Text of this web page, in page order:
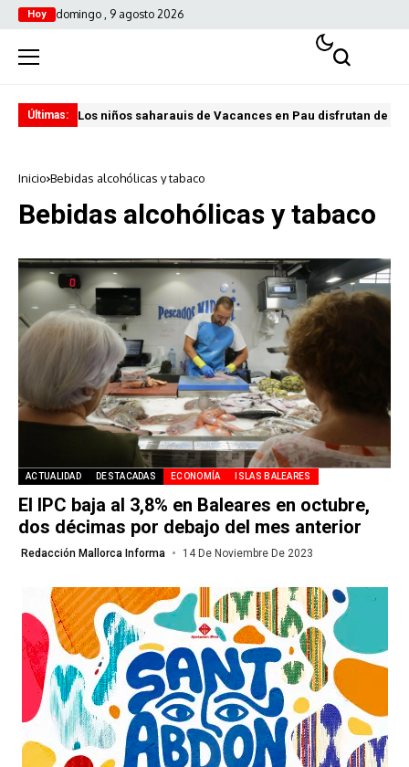
Hoy domingo , 9 agosto 2026
Últimas: Los niños saharauis de Vacances en Pau disfrutan de
Inicio Bebidas alcohólicas y tabaco
Bebidas alcohólicas y tabaco
ACTUALIDAD DESTACADAS ECONOMÍA ISLAS BALEARES
El IPC baja al 3,8% en Baleares en octubre,
dos décimas por debajo del mes anterior
Redacción Mallorca Informa 14 De Noviembre De 2023